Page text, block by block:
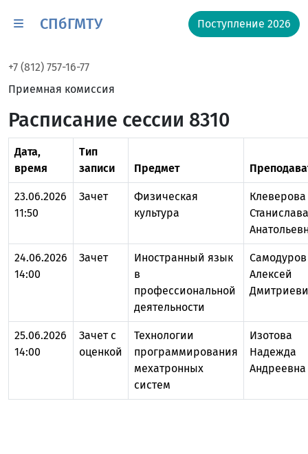
СПбГМТУ Поступление 2026
+7 (812) 757-16-77
Приемная комиссия
Расписание сессии 8310
Дата,
время
Тип
записи
Предмет
23.06.2026
11:50
Зачет
Физическая
культура
Клеверова
Станислава
24.06.2026
14:00
Зачет
Иностранный язык
в
профессиональной
деятельности
Самодуров
Алексей
25.06.2026
14:00
Зачет с
оценкой
Технологии
программирования
мехатронных
систем
Изотова
Надежда
Андреевна